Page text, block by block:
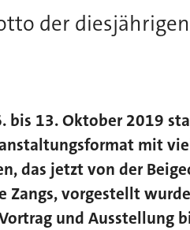
der diesjährigen
bis 13. Oktober 2019
mit
das jetzt von der
Zangs, vorgestellt
und Ausstellung